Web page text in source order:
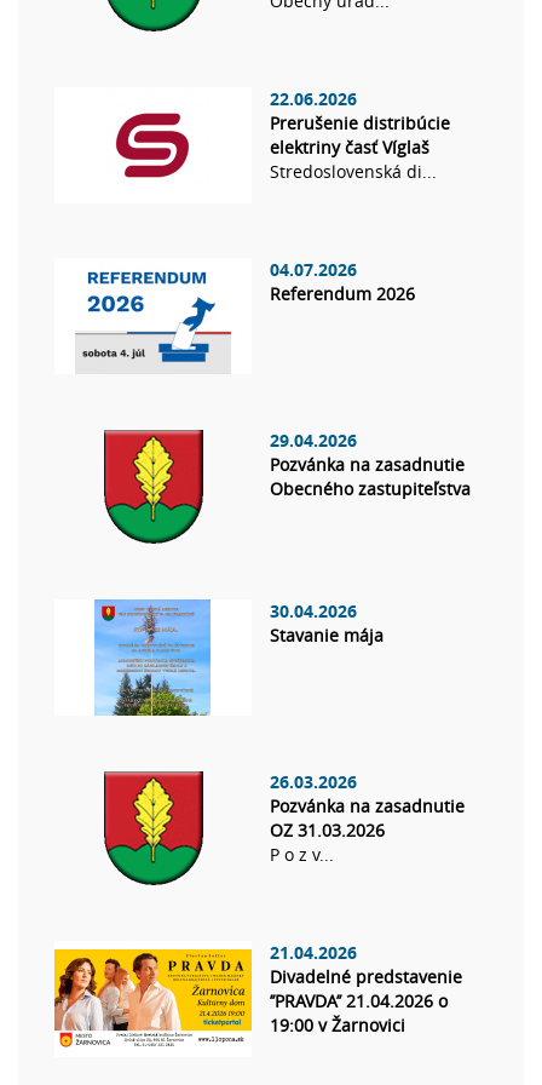
22.06.2026
Prerušenie distribúcie
elektriny časť Víglaš
Stredoslovenská di...
04.07.2026
Referendum 2026
29.04.2026
Pozvánka na zasadnutie
Obecného zastupiteľstva
30.04.2026
Stavanie mája
26.03.2026
Pozvánka na zasadnutie
OZ 31.03.2026
P o z v...
21.04.2026
Divadelné predstavenie
’’PRAVDA’’ 21.04.2026 o
19:00 v Žarnovici